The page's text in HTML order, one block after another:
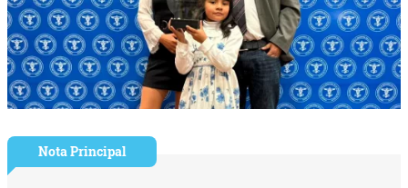
Nota Principal